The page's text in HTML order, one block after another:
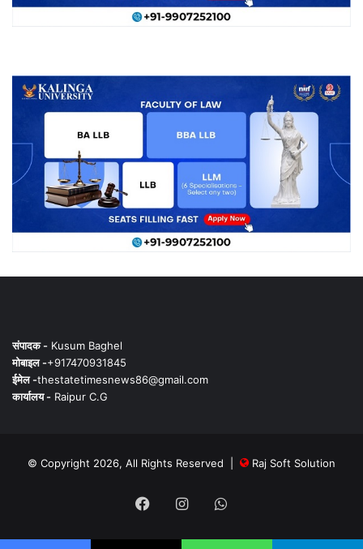
संपादक - Kusum Baghel
मोबाइल -+917470931845
ईमेल -thestatetimesnews86@gmail.com
कार्यालय - Raipur C.G
© Copyright 2026, All Rights Reserved | Raj Soft Solution
FacebookInstagramWhatsApp